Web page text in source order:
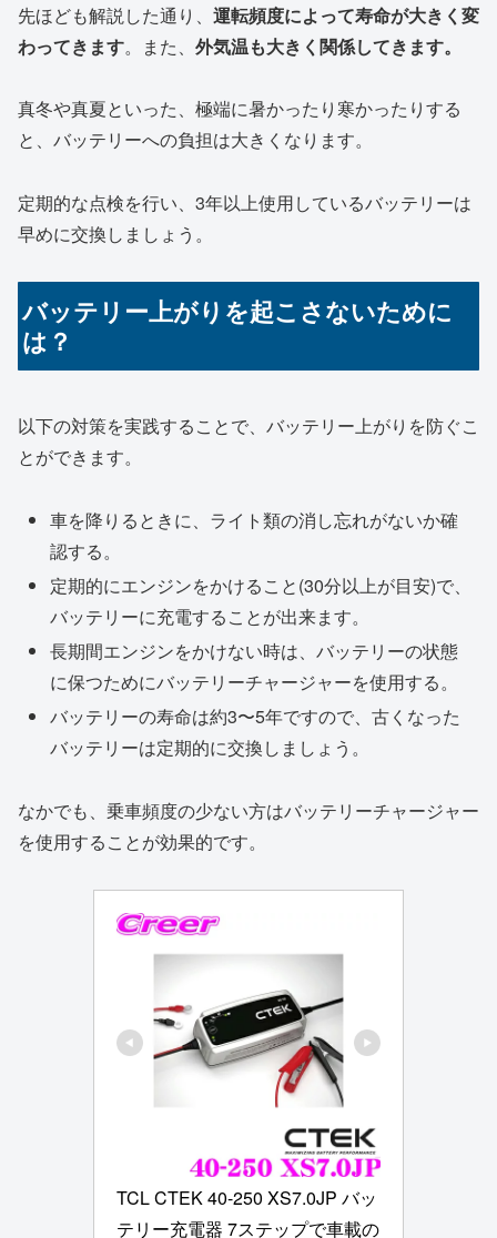
先ほども解説した通り、 運転頻度によって寿命が大きく変
わってきます。また、 外気温も大きく関係してきます。
真冬や真夏といった、極端に暑かったり寒かったりする
と、バッテリーへの負担は大きくなります。
定期的な点検を行い、3年以上使用しているバッテリーは
早めに交換しましょう。
バッテリー上がりを起こさないために
は？
以下の対策を実践することで、バッテリー上がりを防ぐこ
とができます。
車を降りるときに、ライト類の消し忘れがないか確
認する。
定期的にエンジンをかけること(30分以上が目安)で、
バッテリーに充電することが出来ます。
長期間エンジンをかけない時は、バッテリーの状態
に保つためにバッテリーチャージャーを使用する。
バッテリーの寿命は約3〜5年ですので、古くなった
バッテリーは定期的に交換しましょう。
なかでも、乗車頻度の少ない方はバッテリーチャージャー
を使用することが効果的です。
TCL CTEK 40-250 XS7.0JP バッ
テリー充電器 7ステップで車載の